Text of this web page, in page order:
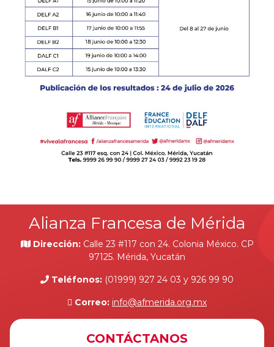
Alianza Francesa de Mérida
Dirección: Calle 23 #117 con 24. Colonia México. CP
97125. Mérida, Yucatán
Teléfonos: (01999) 927 24 03 y 926 99 90
Correo: info@afmerida.org.mx
CONTÁCTANOS